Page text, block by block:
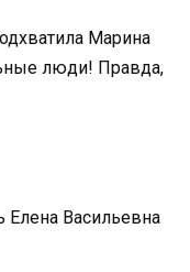
Марина
люди! Правда,
Елена Васильевна